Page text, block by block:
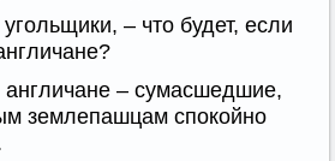
– что будет, если
англичане – сумасшедшие,
землепашцам спокойно